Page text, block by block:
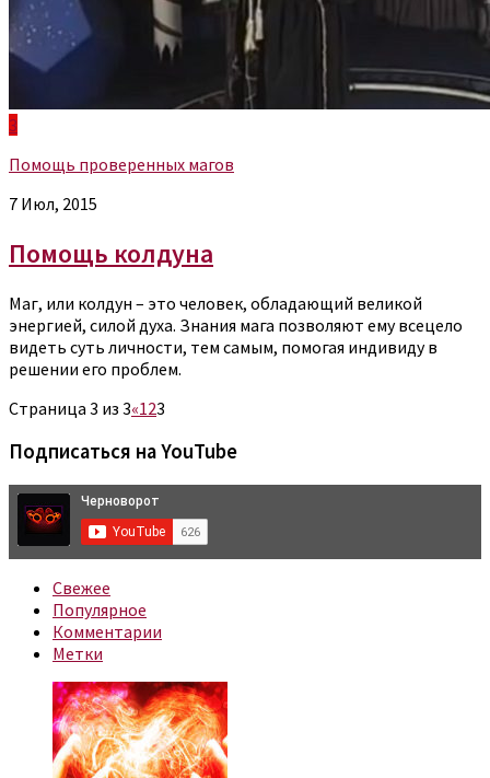
3
Помощь проверенных магов
7 Июл, 2015
Помощь колдуна
Маг, или колдун – это человек, обладающий великой
энергией, силой духа. Знания мага позволяют ему всецело
видеть суть личности, тем самым, помогая индивиду в
решении его проблем.
Страница 3 из 3«123
Подписаться на YouTube
Свежее
Популярное
Комментарии
Метки